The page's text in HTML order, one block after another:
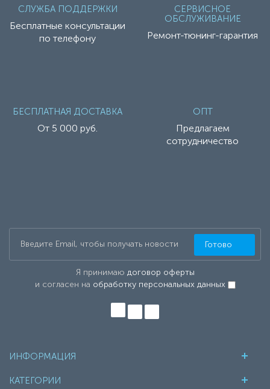
СЛУЖБА ПОДДЕРЖКИ
Бесплатные консультации
по телефону
СЕРВИСНОЕ
ОБСЛУЖИВАНИЕ
Ремонт-тюнинг-гарантия
БЕСПЛАТНАЯ ДОСТАВКА
От 5 000 руб.
ОПТ
Предлагаем
сотрудничество
Я принимаю договор оферты
и согласен на обработку персональных данных
Готово
ИНФОРМАЦИЯ
КАТЕГОРИИ